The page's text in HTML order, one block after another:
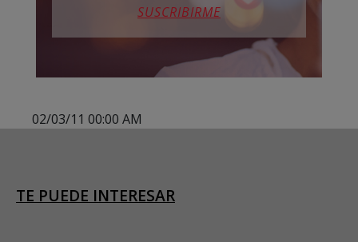
SUSCRIBIRME
02/03/11 00:00 AM
TE PUEDE INTERESAR